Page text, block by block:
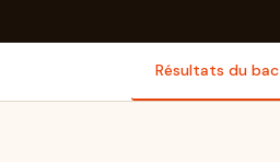
Résultats du bac